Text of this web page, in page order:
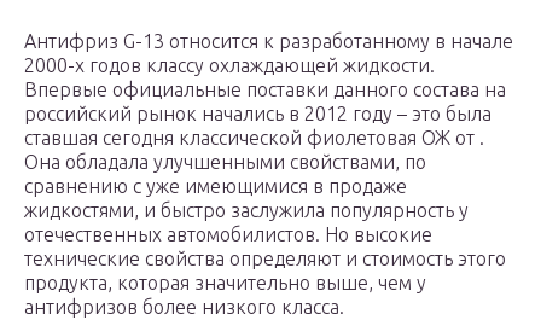
Антифриз G-13 относится к разработанному в начале
2000-х годов классу охлаждающей жидкости.
Впервые официальные поставки данного состава на
российский рынок начались в 2012 году – это была
ставшая сегодня классической фиолетовая ОЖ от .
Она обладала улучшенными свойствами, по
сравнению с уже имеющимися в продаже
жидкостями, и быстро заслужила популярность у
отечественных автомобилистов. Но высокие
технические свойства определяют и стоимость этого
продукта, которая значительно выше, чем у
антифризов более низкого класса.